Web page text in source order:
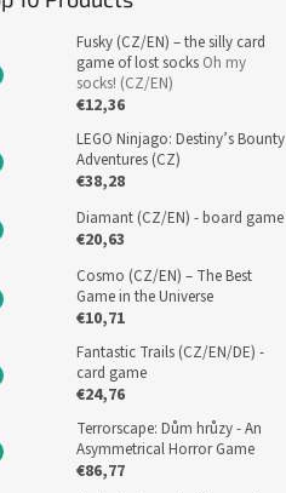
Fusky (CZ/EN) – the silly card
game of lost socks Oh my
socks! (CZ/EN)
€12,36
LEGO Ninjago: Destiny’s Bounty
Adventures (CZ)
€38,28
Diamant (CZ/EN) - board game
€20,63
Cosmo (CZ/EN) – The Best
Game in the Universe
€10,71
Fantastic Trails (CZ/EN/DE) -
card game
€24,76
Terrorscape: Dům hrůzy - An
Asymmetrical Horror Game
€86,77